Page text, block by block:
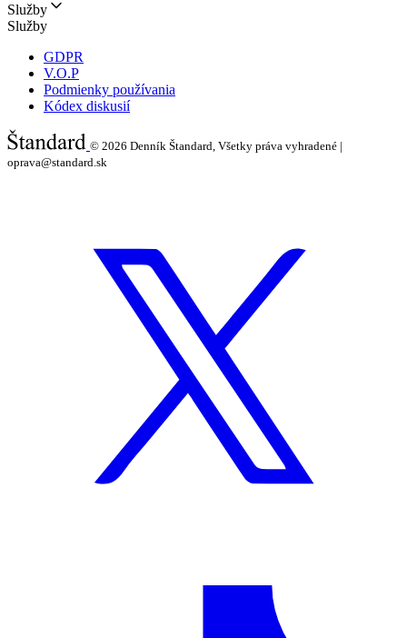
Služby
Služby
GDPR
V.O.P
Podmienky používania
Kódex diskusií
© 2026 Denník Štandard, Všetky práva vyhradené |
oprava@standard.sk